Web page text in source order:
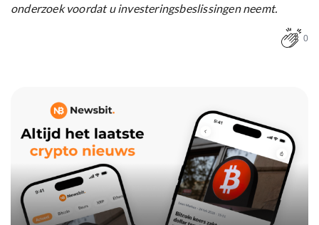
onderzoek voordat u investeringsbeslissingen neemt.
0